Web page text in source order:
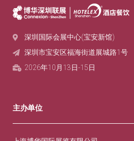
深圳国际会展中心(宝安新馆)
深圳市宝安区福海街道展城路1号‌
2026年10月13日-15日
主办单位